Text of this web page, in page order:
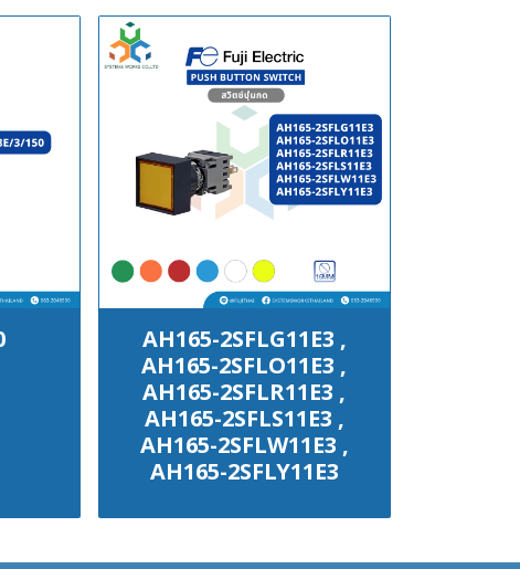
AH165-2SFLG11E3 ,
AH165-2SFLO11E3 ,
AH165-2SFLR11E3 ,
AH165-2SFLS11E3 ,
AH165-2SFLW11E3 ,
AH165-2SFLY11E3